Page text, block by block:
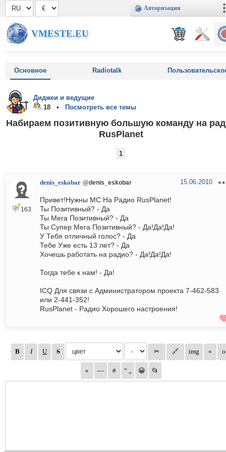
Авторизация
VMESTE.EU
Основное Radiotalk
Диджеи и ведущие
18 •
Посмотреть все темы
Набираем позитивную большую команду на
RusPlanet
1
163
denis_eskobar @denis_eskobar 15.06.2010
Привет!Нужны MC На Радио RusPlanet!
Ты Позитивный? - Да
Ты Мега Позитивный? - Да
Ты Супер Мега Позитивный? - Да!Да!Да!
У Тебя отличный голос? - Да
Тебе Уже есть 13 лет? - Да
Хочешь работать на радио? - Да!Да!Да!
Тогда тебе к нам! - Да!
ICQ Для связи с Администратором проекта 7-462-583
или 2-441-352!
RusPlanet - Радио Хорошего настроения!